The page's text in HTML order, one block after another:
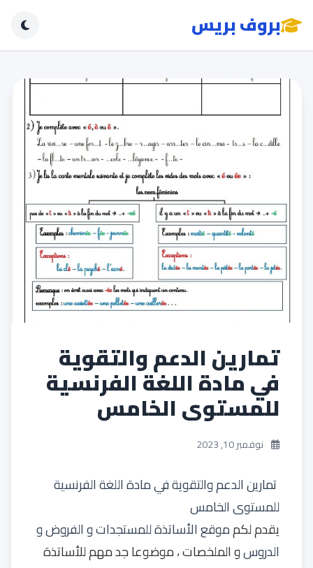
بروف بريس
تمارين الدعم والتقوية
في مادة اللغة الفرنسية
للمستوى الخامس
نوفمبر 10, 2023
تمارين الدعم والتقوية في مادة اللغة الفرنسية
للمستوى الخامس
يقدم لكمموقع الأساتذة للمستجدات و الفروض و
الدروسو الملخصات ، موضوعا جد مهم للأساتذة